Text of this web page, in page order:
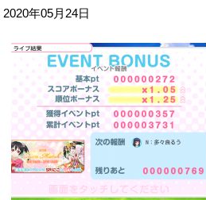
2020年05月24日